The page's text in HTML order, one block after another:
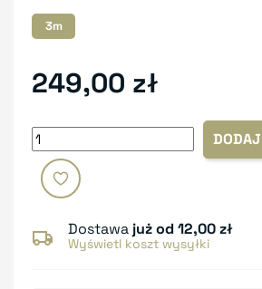
3m
249,00 zł
Dostawa już od 12,00 zł
Wyświetl koszt wysyłki